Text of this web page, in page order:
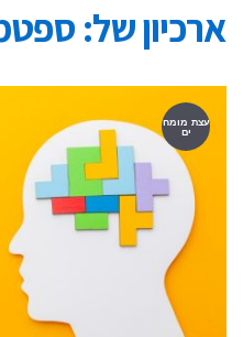
ארכיון של:
עצת מומח
ים